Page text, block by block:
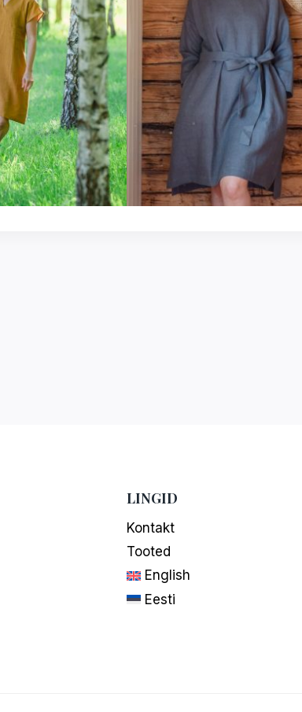
LINGID
Kontakt
Tooted
English
Eesti